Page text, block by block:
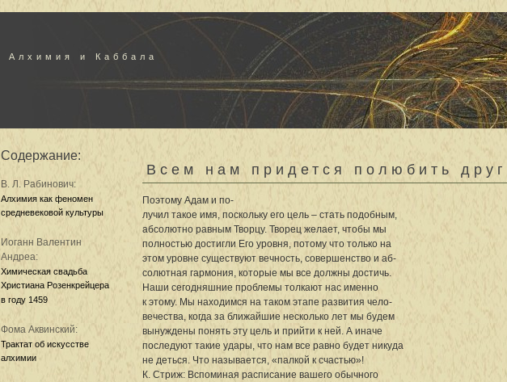
Алхимия и Каббала
Содержание:
В. Л. Рабинович:
Алхимия как феномен
средневековой культуры
Иоганн Валентин
Андреа:
Химическая свадьба
Христиана Розенкрейцера
в году 1459
Фома Аквинский:
Трактат об искусстве
алхимии
Всем нам придется полюбить друг
Поэтому Адам и по-
лучил такое имя, поскольку его цель – стать подобным,
абсолютно равным Творцу. Творец желает, чтобы мы
полностью достигли Его уровня, потому что только на
этом уровне существуют вечность, совершенство и аб-
солютная гармония, которые мы все должны достичь.
Наши сегодняшние проблемы толкают нас именно
к этому. Мы находимся на таком этапе развития чело-
вечества, когда за ближайшие несколько лет мы будем
вынуждены понять эту цель и прийти к ней. А иначе
последуют такие удары, что нам все равно будет никуда
не деться. Что называется, «палкой к счастью»!
К. Стриж: Вспоминая расписание вашего обычного